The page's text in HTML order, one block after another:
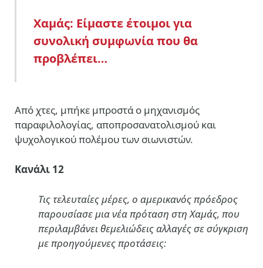
Χαμάς: Είμαστε έτοιμοι για
συνολική συμφωνία που θα
προβλέπει…
Από χτες, μπήκε μπροστά ο μηχανισμός
παραφιλολογίας, αποπροσανατολισμού και
ψυχολογικού πολέμου των σιωνιστών.
Κανάλι 12
Τις τελευταίες μέρες, ο αμερικανός πρόεδρος
παρουσίασε μια νέα πρόταση στη Χαμάς, που
περιλαμβάνει θεμελιώδεις αλλαγές σε σύγκριση
με προηγούμενες προτάσεις: